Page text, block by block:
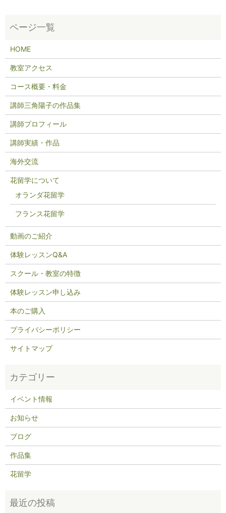
HOME
教室アクセス
コース概要・料金
講師三角陽子の作品集
講師プロフィール
講師実績・作品
海外交流
花留学について
オランダ花留学
フランス花留学
動画のご紹介
体験レッスンQ&A
スクール・教室の特徴
体験レッスン申し込み
本のご購入
プライバシーポリシー
サイトマップ
イベント情報
お知らせ
ブログ
作品集
花留学